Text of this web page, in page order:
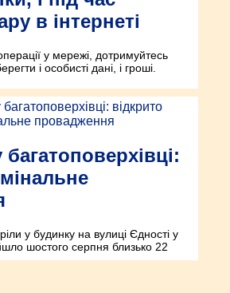
в інтернеті
у мережі, дотримуйтесь
і особисті дані, і гроші.
у будинку на вулиці Єдності у
шостого серпня близько 22